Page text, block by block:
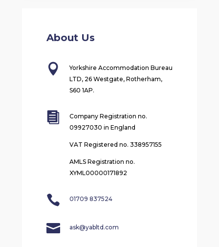
About Us

Yorkshire Accommodation Bureau
LTD, 26 Westgate, Rotherham,
S60 1AP.

Company Registration no.
09927030 in England
VAT Registered no. 338957155
AMLS Registration no.
XYML00000171892
 01709 837524
 ask@yabltd.com